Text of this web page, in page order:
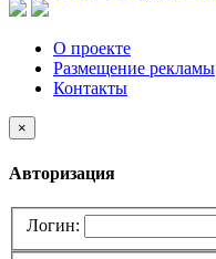
О проекте
Размещение рекламы
Контакты
×
Авторизация
Логин: